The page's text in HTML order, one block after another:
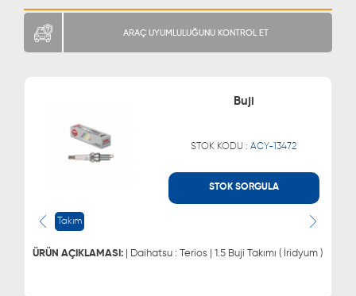
ARAÇ UYUMLULUĞUNU KONTROL ET
Buji
STOK KODU :ACY-13472
STOK SORGULA
Takım
ÜRÜN AÇIKLAMASI: | Daihatsu : Terios | 1.5 Buji Takımı ( İridyum )